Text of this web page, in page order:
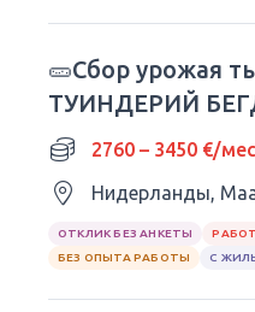
🥒Сбор урожая
ТУИНДЕРИЙ
Сезон 2026 г.
2760 – 3450 €/
Нидерланды,
ОТКЛИК БЕЗ АНКЕТЫ
БЕЗ ОПЫТА РАБОТЫ
С